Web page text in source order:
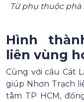
Từ phụ thuộc
Hình
liên vùng
Cùng với cầu Cát
giúp Nhơn Trạch
tâm TP HCM,